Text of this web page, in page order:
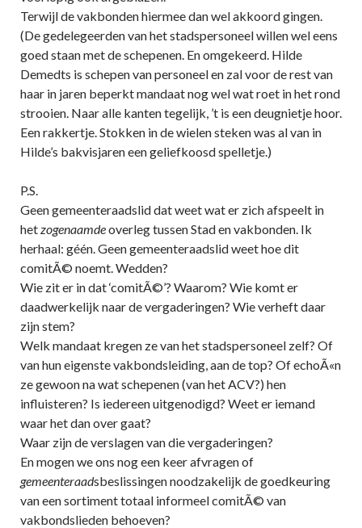
Terwijl de vakbonden hiermee dan wel akkoord gingen.
(De gedelegeerden van het stadspersoneel willen wel eens
goed staan met de schepenen. En omgekeerd. Hilde
Demedts is schepen van personeel en zal voor de rest van
haar in jaren beperkt mandaat nog wel wat roet in het rond
strooien. Naar alle kanten tegelijk, ’t is een deugnietje hoor.
Een rakkertje. Stokken in de wielen steken was al van in
Hilde’s bakvisjaren een geliefkoosd spelletje.)
P.S.
Geen gemeenteraadslid dat weet wat er zich afspeelt in
hetzogenaamdeoverleg tussen Stad en vakbonden. Ik
herhaal: géén. Geen gemeenteraadslid weet hoe dit
comitÃ© noemt. Wedden?
Wie zit er in dat ‘comitÃ©’? Waarom? Wie komt er
daadwerkelijk naar de vergaderingen? Wie verheft daar
zijn stem?
Welk mandaat kregen ze van het stadspersoneel zelf? Of
van hun eigenste vakbondsleiding, aan de top? Of echoÃ«n
ze gewoon na wat schepenen (van het ACV?) hen
influisteren? Is iedereen uitgenodigd? Weet er iemand
waar het dan over gaat?
Waar zijn de verslagen van die vergaderingen?
En mogen we ons nog een keer afvragen of
gemeenteraadsbeslissingen noodzakelijk de goedkeuring
van een sortiment totaal informeel comitÃ© van
vakbondslieden behoeven?